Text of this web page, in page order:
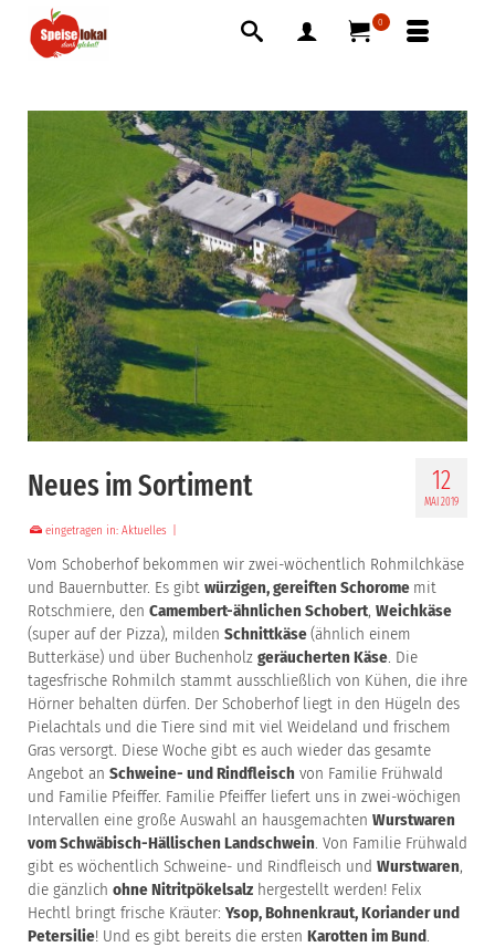
0
12
MAI 2019
Neues im Sortiment
eingetragen in: Aktuelles
Vom Schoberhof bekommen wir zwei-wöchentlich Rohmilchkäse
und Bauernbutter. Es gibt würzigen, gereiften Schorome mit
Rotschmiere, den Camembert-ähnlichen Schobert, Weichkäse
(super auf der Pizza), milden Schnittkäse(ähnlich einem
Butterkäse) und über Buchenholz geräucherten Käse . Die
tagesfrische Rohmilch stammt ausschließlich von Kühen, die ihre
Hörner behalten dürfen. Der Schoberhof liegt in den Hügeln des
Pielachtals und die Tiere sind mit viel Weideland und frischem
Gras versorgt. Diese Woche gibt es auch wieder das gesamte
Angebot an Schweine- und Rindfleisch von Familie Frühwald
und Familie Pfeiffer. Familie Pfeiffer liefert uns in zwei-wöchigen
Intervallen eine große Auswahl an hausgemachten Wurstwaren
vom Schwäbisch-Hällischen Landschwein . Von Familie Frühwald
gibt es wöchentlich Schweine- und Rindfleisch und Wurstwaren,
die gänzlich ohne Nitritpökelsalz hergestellt werden! Felix
Hechtl bringt frische Kräuter: Ysop, Bohnenkraut, Koriander und
Petersilie! Und es gibt bereits die ersten Karotten im Bund